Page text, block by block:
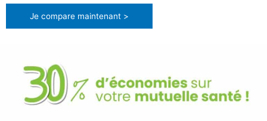
Je compare maintenant >